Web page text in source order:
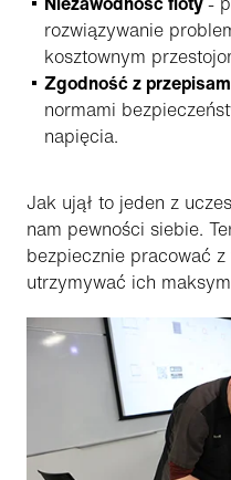
rozwiązywanie
kosztownym
Zgodność z
normami
napięcia.
Jak ujął to jeden z
nam pewności siebie.
bezpiecznie pracować
utrzymywać ich